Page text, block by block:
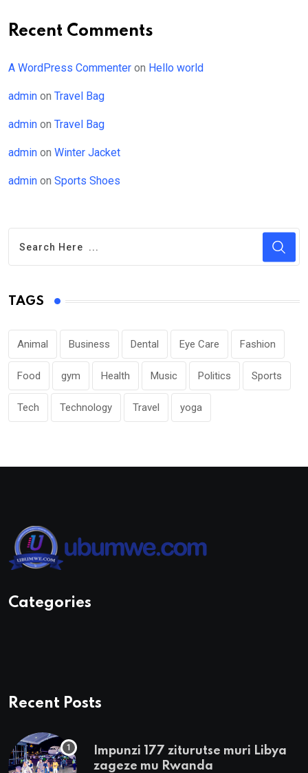
Recent Comments
A WordPress Commenter on Hello world
admin on Travel Bag
admin on Travel Bag
admin on Winter Jacket
admin on Sports Shoes
TAGS
Animal Business Dental Eye Care Fashion
Food gym Health Music Politics Sports
Tech Technology Travel yoga
Categories
Recent Posts
Impunzi 177 ziturutse muri Libya
zageze mu Rwanda